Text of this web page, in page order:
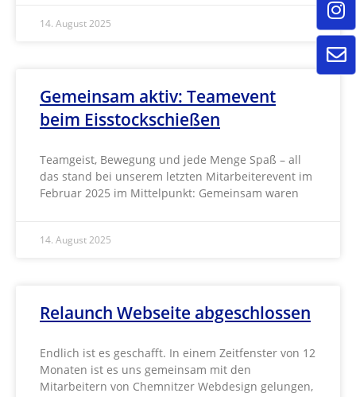
14. August 2025
Gemeinsam aktiv: Teamevent
beim Eisstockschießen
Teamgeist, Bewegung und jede Menge Spaß – all
das stand bei unserem letzten Mitarbeiterevent im
Februar 2025 im Mittelpunkt: Gemeinsam waren
14. August 2025
Relaunch Webseite abgeschlossen
Endlich ist es geschafft. In einem Zeitfenster von 12
Monaten ist es uns gemeinsam mit den
Mitarbeitern von Chemnitzer Webdesign gelungen,